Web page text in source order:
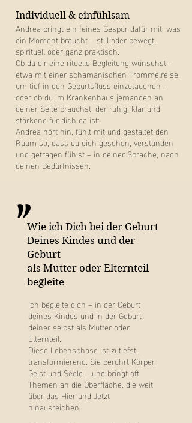
Individuell & einfühlsam
Andrea bringt ein feines Gespür dafür mit, was
ein Moment braucht – still oder bewegt,
spirituell oder ganz praktisch.
Ob du dir eine rituelle Begleitung wünschst –
etwa mit einer schamanischen Trommelreise,
um tief in den Geburtsfluss einzutauchen –
oder ob du im Krankenhaus jemanden an
deiner Seite brauchst, der ruhig, klar und
stärkend für dich da ist:
Andrea hört hin, fühlt mit und gestaltet den
Raum so, dass du dich gesehen, verstanden
und getragen fühlst – in deiner Sprache, nach
deinen Bedürfnissen.
Wie ich Dich bei der Geburt
Deines Kindes und der
Geburt
als Mutter oder Elternteil
begleite
"
Ich begleite dich – in der Geburt
deines Kindes und in der Geburt
deiner selbst als Mutter oder
Elternteil.
Diese Lebensphase ist zutiefst
transformierend. Sie berührt Körper,
Geist und Seele – und bringt oft
Themen an die Oberfläche, die weit
über das Hier und Jetzt
hinausreichen.